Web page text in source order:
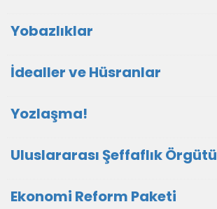
Yobazlıklar
İdealler ve Hüsranlar
Yozlaşma!
Uluslararası Şeffaflık Örgütü
Ekonomi Reform Paketi